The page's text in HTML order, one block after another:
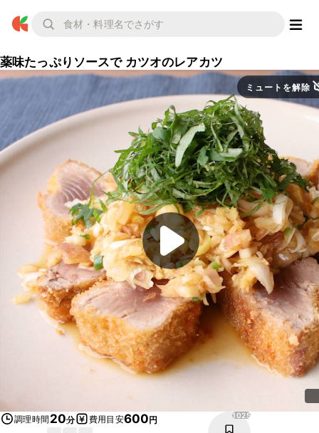
薬味たっぷりソースで カツオのレアカツ
ミュートを解除
調理時間 20分 費用目安600円
1025